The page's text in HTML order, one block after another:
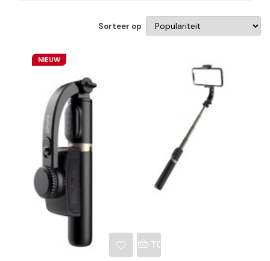
Sorteer op
NIEUW
TOEVOEGEN AAN